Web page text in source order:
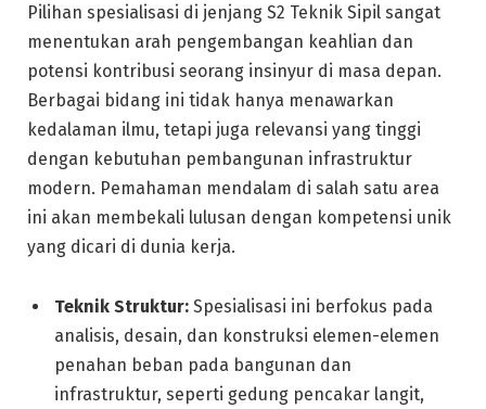
Pilihan spesialisasi di jenjang S2 Teknik Sipil sangat
menentukan arah pengembangan keahlian dan
potensi kontribusi seorang insinyur di masa depan.
Berbagai bidang ini tidak hanya menawarkan
kedalaman ilmu, tetapi juga relevansi yang tinggi
dengan kebutuhan pembangunan infrastruktur
modern. Pemahaman mendalam di salah satu area
ini akan membekali lulusan dengan kompetensi unik
yang dicari di dunia kerja.
Teknik Struktur: Spesialisasi ini berfokus pada
analisis, desain, dan konstruksi elemen-elemen
penahan beban pada bangunan dan
infrastruktur, seperti gedung pencakar langit,